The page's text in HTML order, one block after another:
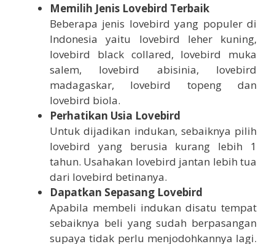
Memilih Jenis Lovebird Terbaik
Beberapa jenis lovebird yang populer di
Indonesia yaitu lovebird leher kuning,
lovebird black collared, lovebird muka
salem, lovebird abisinia, lovebird
madagaskar, lovebird topeng dan
lovebird biola.
Perhatikan Usia Lovebird
Untuk dijadikan indukan, sebaiknya pilih
lovebird yang berusia kurang lebih 1
tahun. Usahakan lovebird jantan lebih tua
dari lovebird betinanya.
Dapatkan Sepasang Lovebird
Apabila membeli indukan disatu tempat
sebaiknya beli yang sudah berpasangan
supaya tidak perlu menjodohkannya lagi.